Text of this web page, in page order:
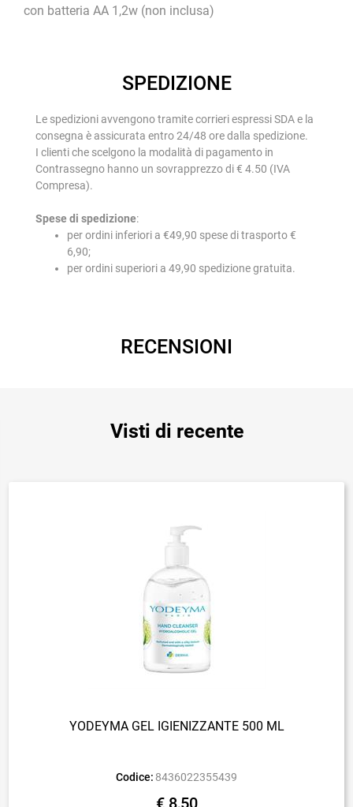
con batteria AA 1,2w (non inclusa)
SPEDIZIONE
Le spedizioni avvengono tramite corrieri espressi SDA e la
consegna è assicurata entro 24/48 ore dalla spedizione.
I clienti che scelgono la modalità di pagamento in
Contrassegno hanno un sovrapprezzo di € 4.50 (IVA
Compresa).
Spese di spedizione:
per ordini inferiori a €49,90 spese di trasporto €
6,90;
per ordini superiori a 49,90 spedizione gratuita.
RECENSIONI
Visti di recente
YODEYMA GEL IGIENIZZANTE 500 ML
Codice: 8436022355439
€ 8,50